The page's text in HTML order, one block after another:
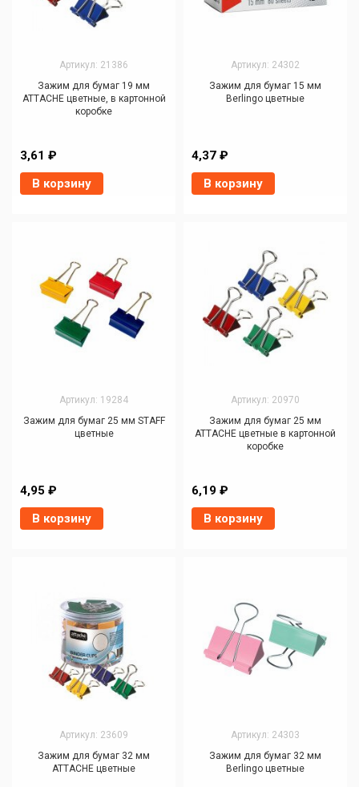
Артикул: 21386
Зажим для бумаг 19 мм
ATTACHE цветные, в картонной
коробке
3,61 ₽
В корзину
Артикул: 24302
Зажим для бумаг 15 мм
Berlingo цветные
4,37 ₽
В корзину
Артикул: 19284
Зажим для бумаг 25 мм STAFF
цветные
4,95 ₽
В корзину
Артикул: 20970
Зажим для бумаг 25 мм
ATTACHE цветные в картонной
коробке
6,19 ₽
В корзину
Артикул: 23609
Зажим для бумаг 32 мм
ATTACHE цветные
Артикул: 24303
Зажим для бумаг 32 мм
Berlingo цветные